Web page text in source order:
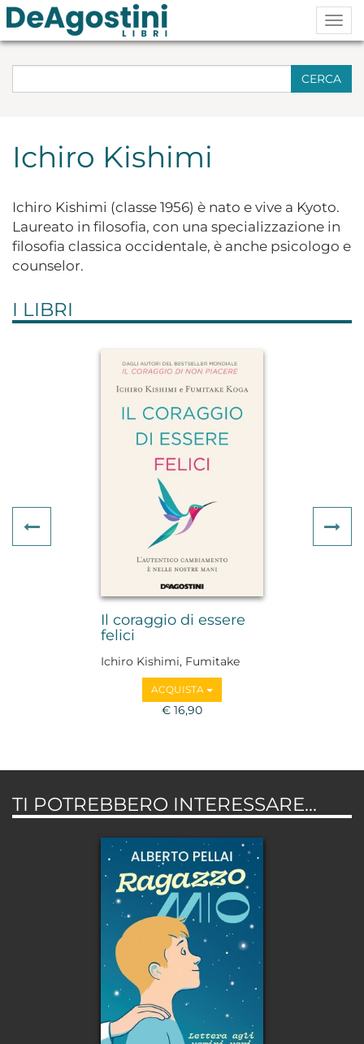
CERCA
Ichiro Kishimi
Ichiro Kishimi (classe 1956) è nato e vive a Kyoto.
Laureato in filosofia, con una specializzazione in
filosofia classica occidentale, è anche psicologo e
counselor.
I LIBRI
Il coraggio di essere
felici
Ichiro Kishimi, Fumitake
ACQUISTA
€ 16,90
Previous
TI POTREBBERO INTERESSARE...